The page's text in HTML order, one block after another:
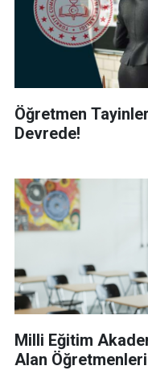
Öğretmen
Devrede!
Milli Eğitim
Alan